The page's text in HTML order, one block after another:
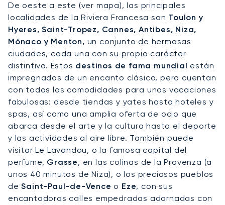
De oeste a este (ver mapa), las principales
localidades de la Riviera Francesa son Toulon y
Hyeres, Saint-Tropez, Cannes, Antibes, Niza,
Mónaco y Menton, un conjunto de hermosas
ciudades, cada una con su propio carácter
distintivo. Estos destinos de fama mundial están
impregnados de un encanto clásico, pero cuentan
con todas las comodidades para unas vacaciones
fabulosas: desde tiendas y yates hasta hoteles y
spas, así como una amplia oferta de ocio que
abarca desde el arte y la cultura hasta el deporte
y las actividades al aire libre. También puede
visitar Le Lavandou, o la famosa capital del
perfume, Grasse, en las colinas de la Provenza (a
unos 40 minutos de Niza), o los preciosos pueblos
deSaint-Paul-de-Vence o Eze, con sus
encantadoras calles empedradas adornadas con